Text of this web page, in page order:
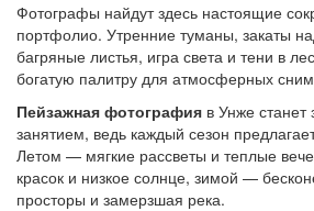
Фотографы найдут здесь настоящие
портфолио. Утренние туманы, закаты
багряные листья, игра света и тени в
богатую палитру для атмосферных
Пейзажная фотография в Унже
занятием, ведь каждый сезон
Летом — мягкие рассветы и теплые
красок и низкое солнце, зимой —
просторы и замерзшая река.